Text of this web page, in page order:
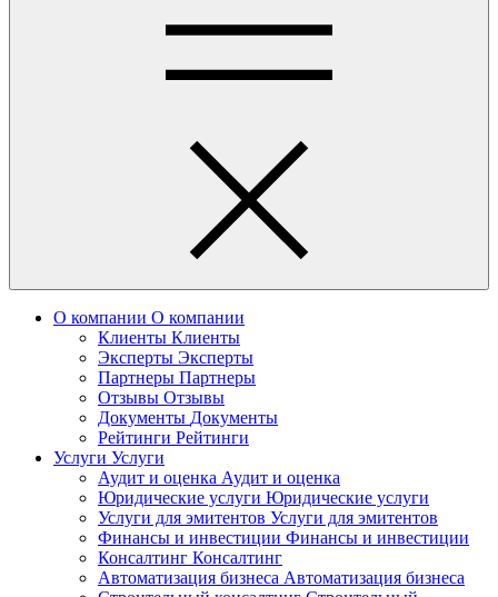
О компании О компании
Клиенты Клиенты
Эксперты Эксперты
Партнеры Партнеры
Отзывы Отзывы
Документы Документы
Рейтинги Рейтинги
Услуги Услуги
Аудит и оценка Аудит и оценка
Юридические услуги Юридические услуги
Услуги для эмитентов Услуги для эмитентов
Финансы и инвестиции Финансы и инвестиции
Консалтинг Консалтинг
Автоматизация бизнеса Автоматизация бизнеса